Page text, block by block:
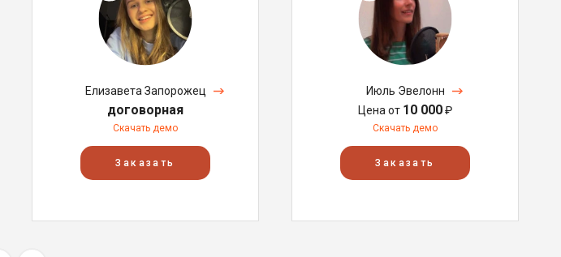
Елизавета Запорожец
договорная
Скачать демо
Заказать
Июль Эвелонн
Цена от 10 000₽
Скачать демо
Заказать